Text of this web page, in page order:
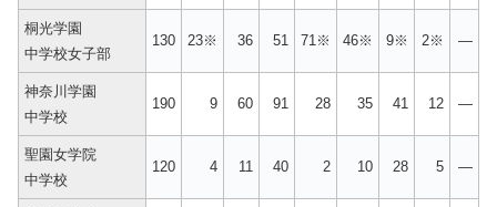
桐光学園
中学校女子部
130 23※ 36 51 71※ 46※ 9※ 2※ —
神奈川学園
中学校
190 9 60 91 28 35 41 12 —
聖園女学院
中学校
120 4 11 40 2 10 28 5 —